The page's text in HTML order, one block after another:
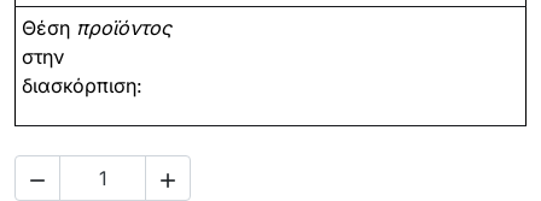
Θέση προϊόντος
στην
διασκόρπιση:
 